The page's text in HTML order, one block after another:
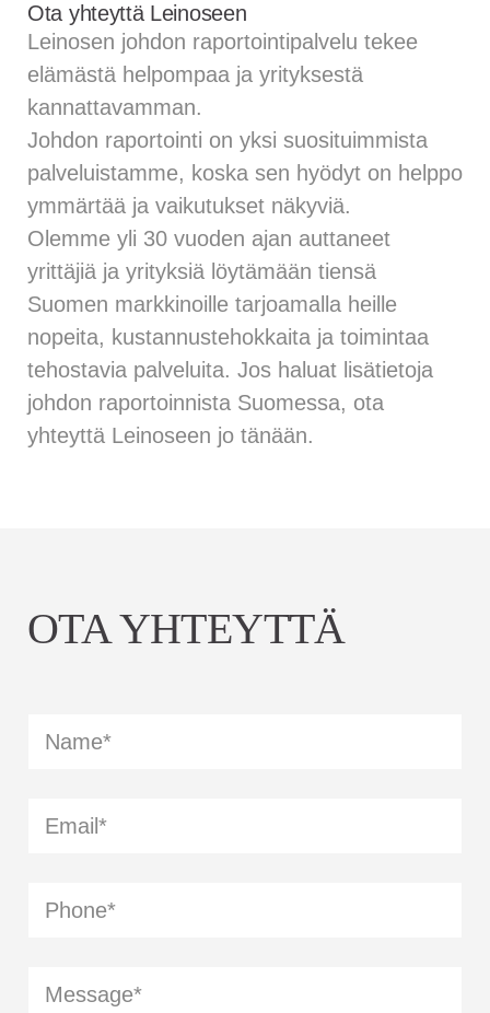
Ota yhteyttä Leinoseen
Leinosen johdon raportointipalvelu tekee
elämästä helpompaa ja yrityksestä
kannattavamman.
Johdon raportointi on yksi suosituimmista
palveluistamme, koska sen hyödyt on helppo
ymmärtää ja vaikutukset näkyviä.
Olemme yli 30 vuoden ajan auttaneet
yrittäjiä ja yrityksiä löytämään tiensä
Suomen markkinoille tarjoamalla heille
nopeita, kustannustehokkaita ja toimintaa
tehostavia palveluita. Jos haluat lisätietoja
johdon raportoinnista Suomessa, ota
yhteyttä Leinoseen jo tänään.
OTA YHTEYTTÄ